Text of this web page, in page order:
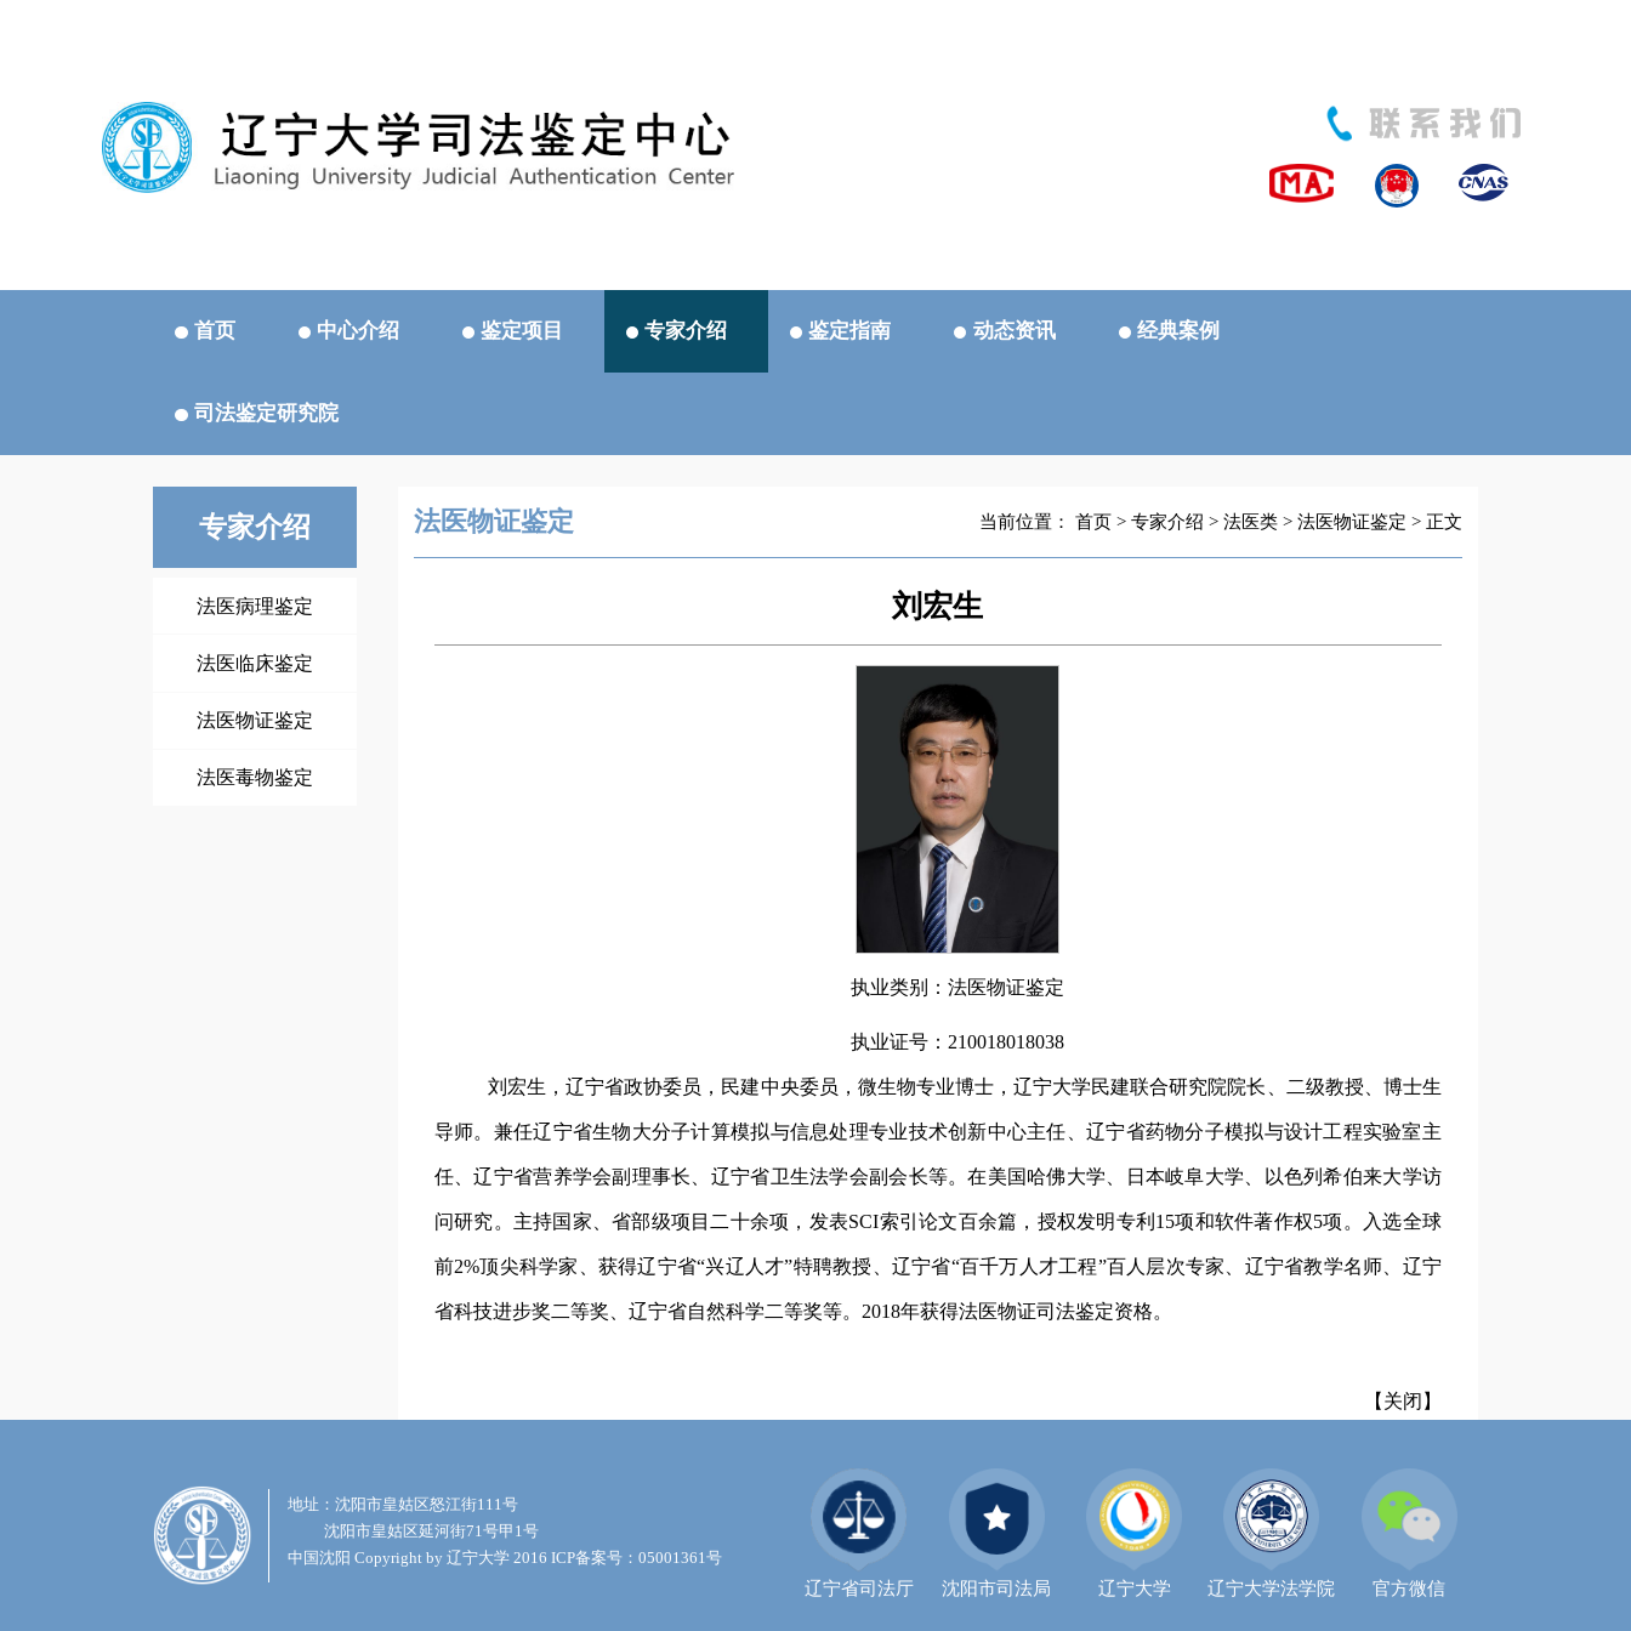
首页 中心介绍 鉴定项目 专家介绍 鉴定指南 动态资讯 经典案例
司法鉴定研究院
专家介绍
法医病理鉴定
法医临床鉴定
法医物证鉴定
法医毒物鉴定
当前位置： 首页> 专家介绍 > 法医类> 法医物证鉴定 > 正文
法医物证鉴定
刘宏生
执业类别：法医物证鉴定
执业证号：210018018038
刘宏生，辽宁省政协委员， 民建中央委员 ，微生物专业博士，辽宁大学民建联合研究院院长、二级教授、博士生
导师。兼任辽宁省生物大分子计算模拟与信息处理专业技术创新中心主任、辽宁省药物分子模拟与设计工程实验室主
任、辽宁省营养学会副理事长、辽宁省卫生法学会副会长等。在美国哈佛大学、日本岐阜大学、以色列希伯来大学访
问研究。主持国家、省部级项目二十余项，发表SCI索引论文百余篇，授权发明专利15项和软件著作权5项。 入选全球
前2%顶尖科学家、 获得辽宁省“兴辽人才”特聘教授、辽宁省“百千万人才工程”百人层次专家、辽宁省教学名师、 辽宁
省科技进步奖二等奖、辽宁省自然科学二等奖等。 2018年获得法医物证司法鉴定资格。
【关闭】
辽宁省司法厅 沈阳市司法局 辽宁大学 辽宁大学法学院 官方微信
地址：沈阳市皇姑区怒江街111号
沈阳市皇姑区延河街71号甲1号
中国沈阳 Copyright by 辽宁大学 2016 ICP备案号：05001361号